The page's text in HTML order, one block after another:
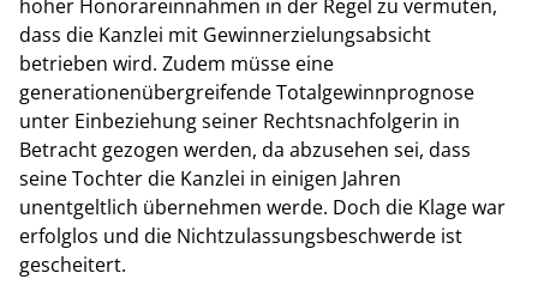
hoher Honorareinnahmen in der Regel zu vermuten,
dass die Kanzlei mit Gewinnerzielungsabsicht
betrieben wird. Zudem müsse eine
generationenübergreifende Totalgewinnprognose
unter Einbeziehung seiner Rechtsnachfolgerin in
Betracht gezogen werden, da abzusehen sei, dass
seine Tochter die Kanzlei in einigen Jahren
unentgeltlich übernehmen werde. Doch die Klage war
erfolglos und die Nichtzulassungsbeschwerde ist
gescheitert.